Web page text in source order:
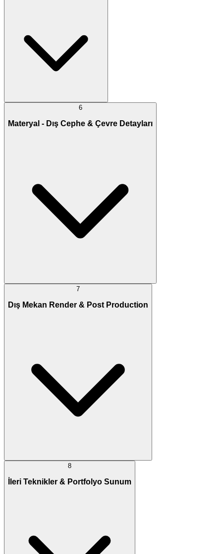
6
Materyal - Dış Cephe & Çevre Detayları
7
Dış Mekan Render & Post Production
8
İleri Teknikler & Portfolyo Sunum